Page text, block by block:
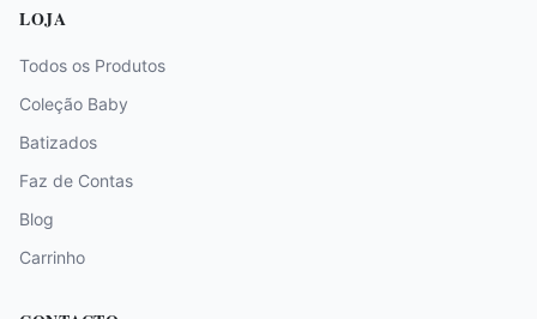
LOJA
Todos os Produtos
Coleção Baby
Batizados
Faz de Contas
Blog
Carrinho